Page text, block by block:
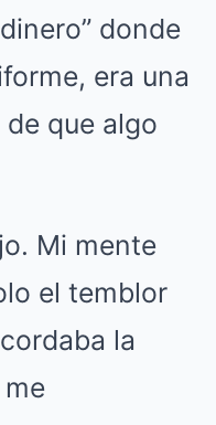
donde
era una
que algo
Mi mente
el temblor
la